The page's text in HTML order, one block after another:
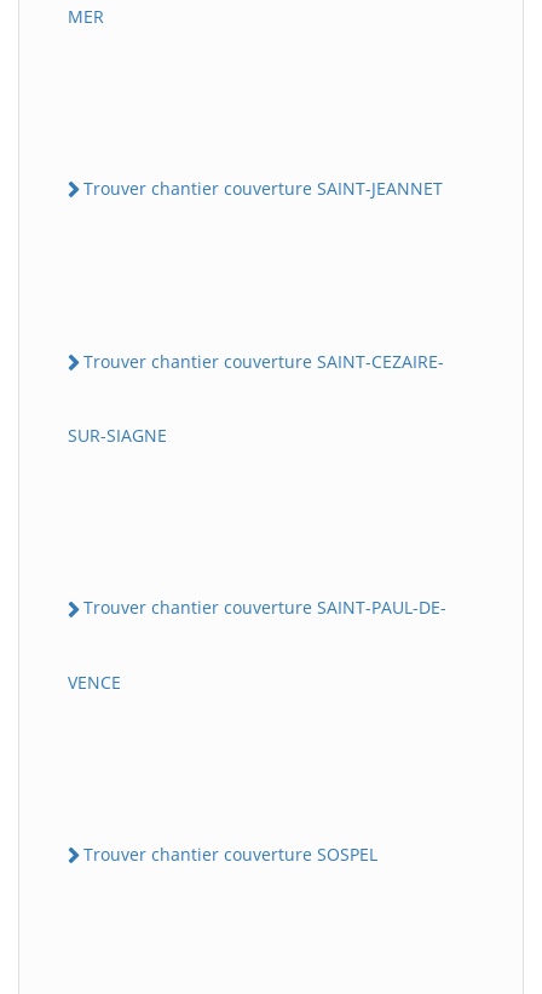
MER
Trouver chantier couverture SAINT-JEANNET
Trouver chantier couverture SAINT-CEZAIRE-
SUR-SIAGNE
Trouver chantier couverture SAINT-PAUL-DE-
VENCE
Trouver chantier couverture SOSPEL